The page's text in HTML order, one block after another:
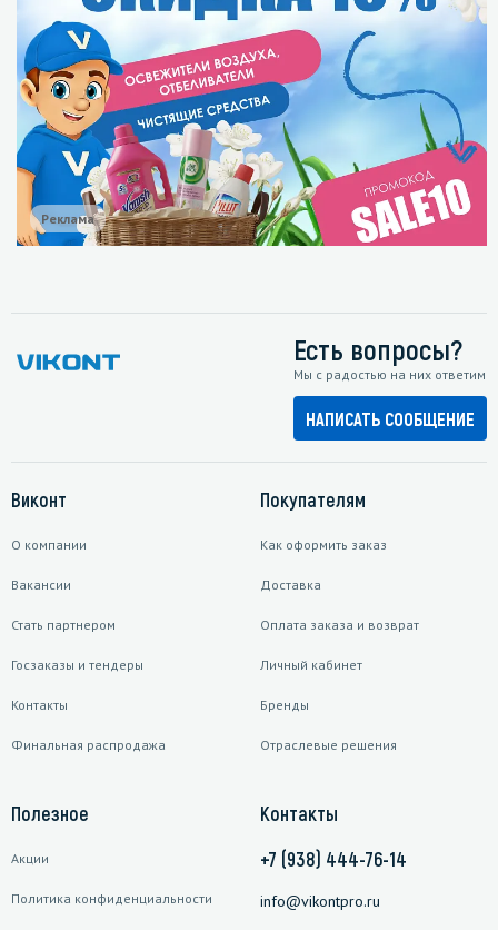
Реклама
Есть вопросы?
Мы с радостью на них ответим
НАПИСАТЬ СООБЩЕНИЕ
Виконт
О компании
Вакансии
Стать партнером
Госзаказы и тендеры
Контакты
Финальная распродажа
Покупателям
Как оформить заказ
Доставка
Оплата заказа и возврат
Личный кабинет
Бренды
Отраслевые решения
Полезное
Акции
Политика конфиденциальности
Контакты
+7 (938) 444-76-14
info@vikontpro.ru